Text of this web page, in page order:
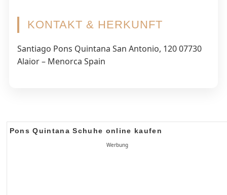
KONTAKT & HERKUNFT
Santiago Pons Quintana San Antonio, 120 07730
Alaior – Menorca Spain
Pons Quintana Schuhe online kaufen
Werbung